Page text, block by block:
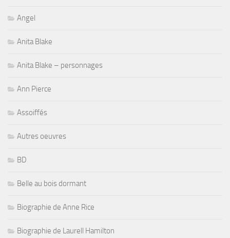
Angel
Anita Blake
Anita Blake – personnages
Ann Pierce
Assoiffés
Autres oeuvres
BD
Belle au bois dormant
Biographie de Anne Rice
Biographie de Laurell Hamilton